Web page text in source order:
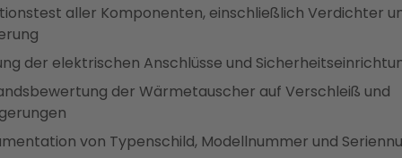
aller Komponenten, einschließlich Verdichter
der elektrischen Anschlüsse und
der Wärmetauscher auf Verschleiß und
von Typenschild, Modellnummer und